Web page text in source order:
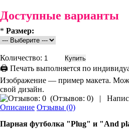
Доступные варианты
* Размер:
Количество:
🖨 Печать выполняется по
Изображение — пример макета.
свой дизайн.
(Отзывов: 0) |
Описание Отзывы (0)
Парная футболка "Plug" и "And